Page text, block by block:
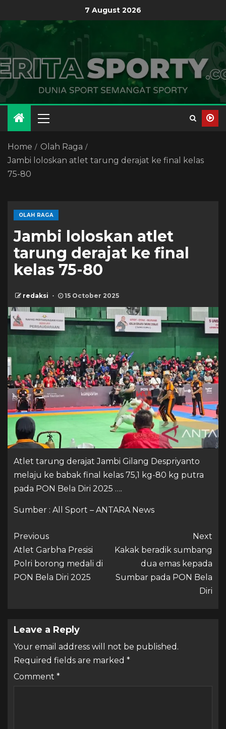
7 August 2026
Home
Olah Raga
Jambi loloskan atlet tarung derajat ke final kelas
75-80
OLAH RAGA
Jambi loloskan atlet
tarung derajat ke final
kelas 75-80
redaksi 15 October 2025
Atlet tarung derajat Jambi Gilang Despriyanto
melaju ke babak final kelas 75,1 kg-80 kg putra
pada PON Bela Diri 2025 ….
Sumber : All Sport – ANTARA News
Previous
Atlet Garbha Presisi
Polri borong medali di
PON Bela Diri 2025
Next
Kakak beradik sumbang
dua emas kepada
Sumbar pada PON Bela
Diri
Leave a Reply
Your email address will not be published.
Required fields are marked *
Comment *